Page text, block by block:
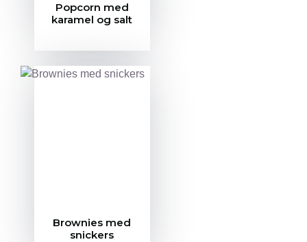
Popcorn med
karamel og salt
Brownies med
snickers